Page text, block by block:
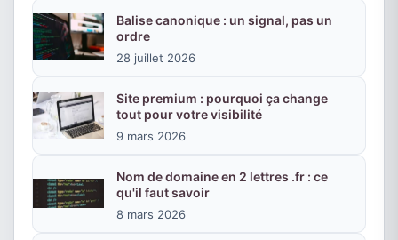
Balise canonique : un signal, pas un
ordre
28 juillet 2026
Site premium : pourquoi ça change
tout pour votre visibilité
9 mars 2026
Nom de domaine en 2 lettres .fr : ce
qu'il faut savoir
8 mars 2026